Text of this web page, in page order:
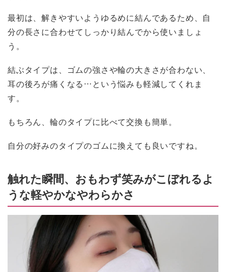
最初は、解きやすいようゆるめに結んであるため、自
分の長さに合わせてしっかり結んでから使いましょ
う。
結ぶタイプは、ゴムの強さや輪の大きさが合わない、
耳の後ろが痛くなる…という悩みも軽減してくれま
す。
もちろん、輪のタイプに比べて交換も簡単。
自分の好みのタイプのゴムに換えても良いですね。
触れた瞬間、おもわず笑みがこぼれるよ
うな軽やかなやわらかさ